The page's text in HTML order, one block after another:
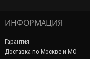
ИНФОРМАЦИЯ
Гарантия
Доставка по Москве и МО